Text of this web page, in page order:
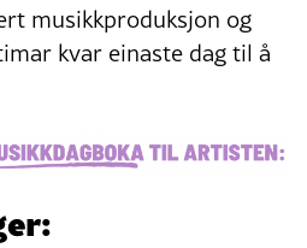
musikkproduksjon og
kvar einaste dag til å